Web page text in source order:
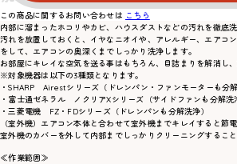
この商品に関するお問い合わせは こちら
内部に溜まったホコリやカビ、ハウスダストなどの汚れを徹底洗
汚れを放置しておくと、イヤなニオイや、アレルギー、エアコ
をして、エアコンの奥深くまでしっかり洗浄します。
お部屋にキレイな空気を送る事はもちろん、目詰まりを解消し
※対象機器は以下の3種類となります。
・SHARP Airestシリーズ（ドレンパン・ファンモーターも分解
・富士通ゼネラル ノクリアXシリーズ（サイドファンも分解洗
・三菱電機 FZ・FDシリーズ（ドレンパンも分解洗浄）
（室外機）エアコン本体と合わせて室外機までキレイすると節
室外機のカバーを外して内部までしっかりクリーニングするこ
≪作業範囲≫